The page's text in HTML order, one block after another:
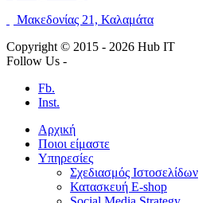
Μακεδονίας 21, Καλαμάτα
Copyright © 2015 - 2026 Hub IT
Follow Us -
Fb.
Inst.
Αρχική
Ποιοι είμαστε
Υπηρεσίες
Σχεδιασμός Ιστοσελίδων
Κατασκευή E-shop